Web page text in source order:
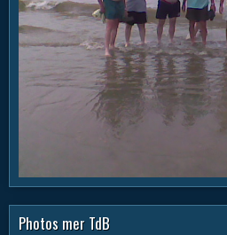
Photos mer TdB